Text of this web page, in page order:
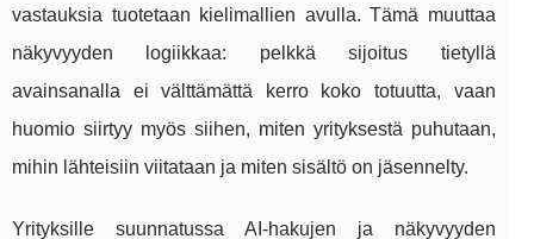
vastauksia tuotetaan kielimallien avulla. Tämä muuttaa
näkyvyyden logiikkaa: pelkkä sijoitus tietyllä
avainsanalla ei välttämättä kerro koko totuutta, vaan
huomio siirtyy myös siihen, miten yrityksestä puhutaan,
mihin lähteisiin viitataan ja miten sisältö on jäsennelty.
Yrityksille suunnatussa AI-hakujen ja näkyvyyden